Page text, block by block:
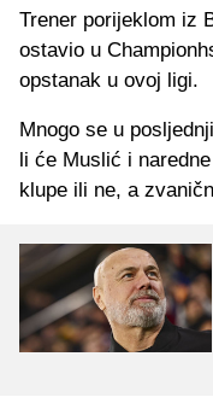
Trener porijeklom iz
ostavio u
opstanak u ovoj ligi.
Mnogo se u
li će Muslić i
klupe ili ne, a